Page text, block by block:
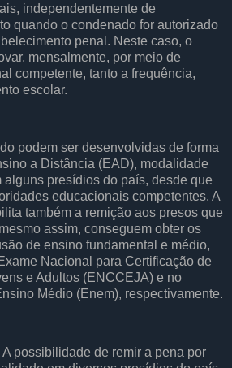
independentemente de
quando o condenado for autorizado
penal. Neste caso, o
mensalmente, por meio de
competente, tanto a frequência,
escolar.
podem ser desenvolvidas de forma
a Distância (EAD), modalidade
presídios do país, desde que
educacionais competentes. A
também a remição aos presos que
assim, conseguem obter os
de ensino fundamental e médio,
Nacional para Certificação de
e Adultos (ENCCEJA) e no
Médio (Enem), respectivamente.
possibilidade de remir a pena por